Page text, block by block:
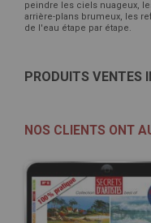
peindre les ciels nuageux,
arrière-plans brumeux, les
de l'eau étape par étape.
PRODUITS VENTES
NOS CLIENTS ONT